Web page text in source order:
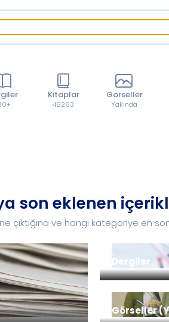
Kitaplar
46263
Görseller
Yakında
son eklenen
çıktığına ve hangi kategoriye en
Dergiler
Görseller